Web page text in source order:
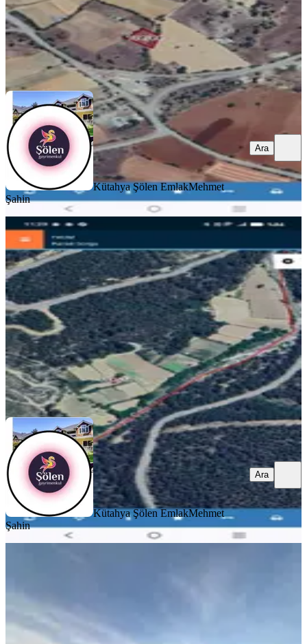
Kütahya Şölen EmlakMehmet Şahin
Kütahya Şölen EmlakMehmet
Şahin
Ara
TAKASLI
Kale, Gülbağlık Mahallesi
76 m²·658/m²· 16.05.2026
50.000 ₺
Kütahya Şölen EmlakMehmet Şahin
Ara
Kütahya Şölen EmlakMehmet
Şahin
Ara
9415 m²